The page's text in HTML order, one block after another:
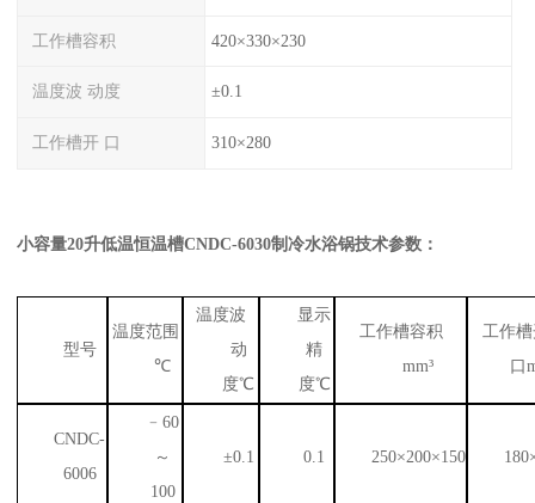
工作槽容积 420×330×230
温度波 动度 ±0.1
工作槽开 口 310×280
小容量20升低温恒温槽CNDC-6030制冷水浴锅技术参数：
型号
温度范围
℃
温度波
动
度℃
显示
精
度℃
工作槽容积
mm³
工作
口
CNDC-
6006
﹣60
～
100
±0.1 0.1 250×200×150